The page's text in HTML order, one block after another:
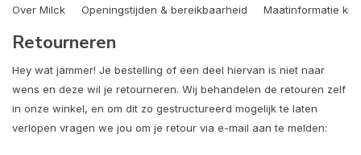
Over Milck Openingstijden & bereikbaarheid Maatinformatie
Retourneren
Hey wat jammer! Je bestelling of een deel hiervan is niet naar
wens en deze wil je retourneren. Wij behandelen de retouren zelf
in onze winkel, en om dit zo gestructureerd mogelijk te laten
verlopen vragen we jou om je retour via e-mail aan te melden: